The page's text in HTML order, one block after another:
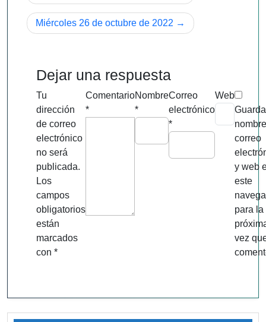
de
entradas
Miércoles 26 de octubre de 2022
Dejar una respuesta
Tu
dirección
de correo
electrónico
no será
publicada.
Los
campos
obligatorios
están
marcados
con *
Comentario
*
Nombre
*
Correo
electrónico
*
Web
correo
y web
este
para la
vez